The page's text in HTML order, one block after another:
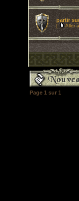
partir
[ Aller
Page 1 sur 1